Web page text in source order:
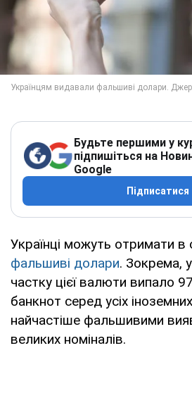
Будьте першими у
підпишіться на
Google
Підписатися
Українці можуть отримати в
фальшиві долари. Зокрема,
частку цієї валюти випало
банкнот серед усіх
найчастіше фальшивими
великих номіналів.